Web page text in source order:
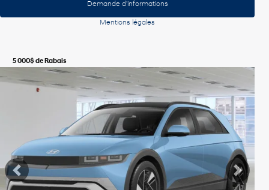
Demande d'informations
Mentions légales
5 000$de Rabais
Voir plus de photos
Précédent